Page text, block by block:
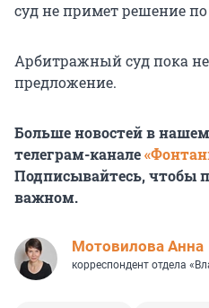
суд не примет решение по
Арбитражный суд пока не
предложение.
Больше новостей в
телеграм-канале
Подписывайтесь, чтобы
важном.
Мотовилова Анна
корреспондент отдела